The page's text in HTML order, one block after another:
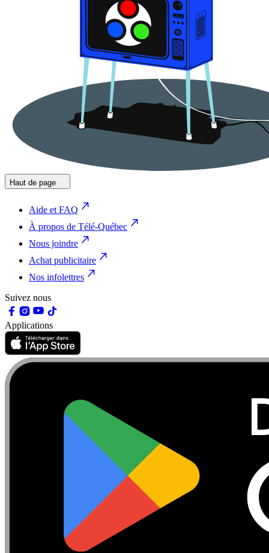
Haut de page
Aide et FAQ
À propos de Télé-Québec
Nous joindre
Achat publicitaire
Nos infolettres
Suivez nous
Applications